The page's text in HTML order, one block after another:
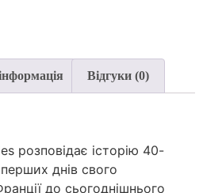
Відгуки (0)
розповідає історію 40-
перших днів свого
до сьогоднішнього